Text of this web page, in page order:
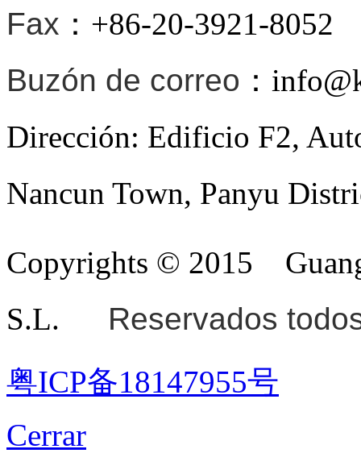
Fax ：+86-20-3921-8052
Buzón de correo ：
Dirección: Edificio F2,
Nancun Town, Panyu
Copyrights © 2015
S.L.
Reservados
粤ICP备18147955号
Cerrar